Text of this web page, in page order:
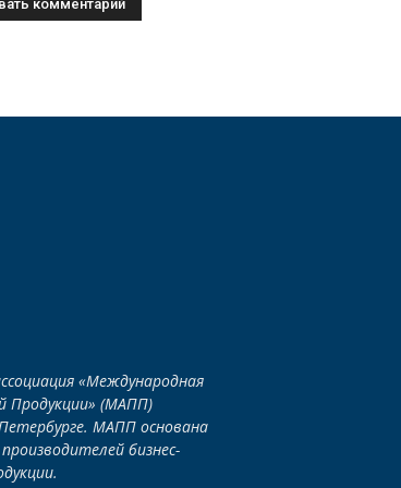
«Международная
Продукции» (МАПП)
МАПП основана
бизнес-